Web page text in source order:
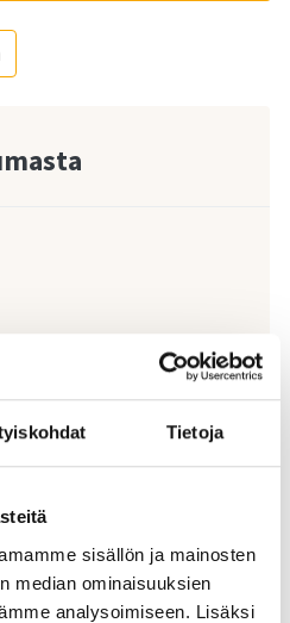
Tietoja
sisällön ja mainosten
median ominaisuuksien
analysoimiseen. Lisäksi